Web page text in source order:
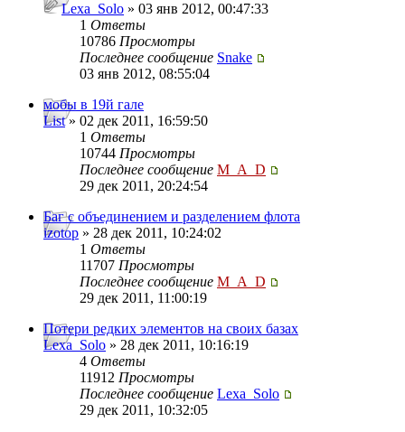
Lexa_Solo » 03 янв 2012, 00:47:33
1 Ответы
10786 Просмотры
Последнее сообщение Snake
03 янв 2012, 08:55:04
мобы в 19й гале
List» 02 дек 2011, 16:59:50
1 Ответы
10744 Просмотры
Последнее сообщение M_A_D
29 дек 2011, 20:24:54
Баг с объединением и разделением флота
izotop » 28 дек 2011, 10:24:02
1 Ответы
11707 Просмотры
Последнее сообщение M_A_D
29 дек 2011, 11:00:19
Потери редких элементов на своих базах
Lexa_Solo » 28 дек 2011, 10:16:19
4 Ответы
11912 Просмотры
Последнее сообщение Lexa_Solo
29 дек 2011, 10:32:05